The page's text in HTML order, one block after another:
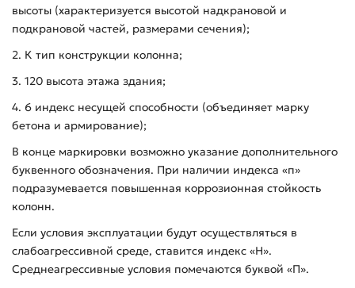
высоты (характеризуется высотой надкрановой и
подкрановой частей, размерами сечения);
2. К тип конструкции колонна;
3. 120 высота этажа здания;
4. 6 индекс несущей способности (объединяет марку
бетона и армирование);
В конце маркировки возможно указание дополнительного
буквенного обозначения. При наличии индекса «п»
подразумевается повышенная коррозионная стойкость
колонн.
Если условия эксплуатации будут осуществляться в
слабоагрессивной среде, ставится индекс «Н».
Среднеагрессивные условия помечаются буквой «П».